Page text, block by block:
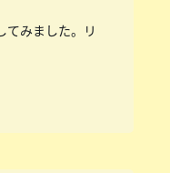
てみました。リ